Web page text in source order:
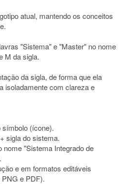
atual, mantendo os conceitos
"Sistema" e "Master" no nome
M da sigla.
da sigla, de forma que ela
isoladamente com clareza e
símbolo (ícone).
sigla do sistema.
nome "Sistema Integrado de
e em formatos editáveis
e PDF).